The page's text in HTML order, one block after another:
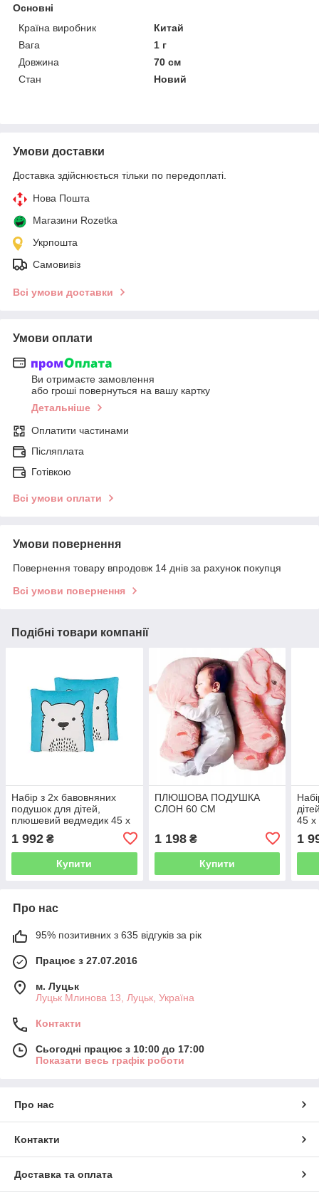
Основні
Країна виробник
Китай
Вага
1 г
Довжина
70 см
Стан
Новий
Умови доставки
Доставка здійснюється тільки по передоплаті.
Нова Пошта
Магазини Rozetka
Укрпошта
Самовивіз
Всі умови доставки
Умови оплати
Ви отримаєте замовлення
або гроші повернуться на вашу картку
Детальніше
Оплатити частинами
Післяплата
Готівкою
Всі умови оплати
Умови повернення
Повернення товару впродовж 14 днів за рахунок покупця
Всі умови повернення
Подібні товари компанії
Набір з 2х бавовняних
подушок для дітей,
плюшевий ведмедик 45 x
1 992 ₴
Купити
ПЛЮШОВА ПОДУШКА
СЛОН 60 СМ
1 198₴
Купити
45 x
1
Про нас
95% позитивних з 635 відгуків за рік
Працює з 27.07.2016
м. Луцьк
Луцьк Млинова 13, Луцьк, Україна
Контакти
Сьогодні працює з 10:00 до 17:00
Показати весь графік роботи
Про нас
Контакти
Доставка та оплата